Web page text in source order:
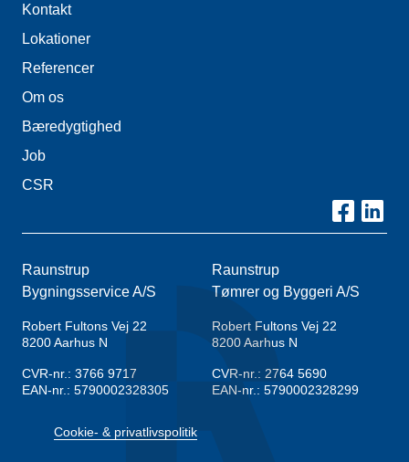
Kontakt
Lokationer
Referencer
Om os
Bæredygtighed
Job
CSR
Raunstrup
Bygningsservice A/S
Robert Fultons Vej 22
8200Aarhus N
CVR-nr.: 3766 9717
EAN-nr.: 5790002328305
Raunstrup
Tømrer og Byggeri A/S
Robert Fultons Vej 22
8200Aarhus N
CVR-nr.: 2764 5690
EAN-nr.: 5790002328299
Cookie- & privatlivspolitik